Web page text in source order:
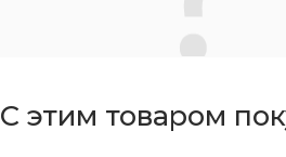
С этим товаром